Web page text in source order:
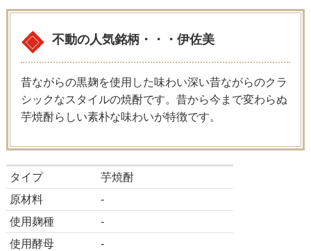
不動の人気銘柄・・・伊佐美
昔ながらの黒麹を使用した味わい深い昔ながらのクラ
シックなスタイルの焼酎です。昔から今まで変わらぬ
芋焼酎らしい素朴な味わいが特徴です。
タイプ
芋焼酎
原材料
-
使用麹種
-
使用酵母
-